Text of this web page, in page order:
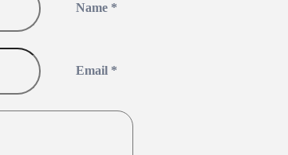
Name *
Email *